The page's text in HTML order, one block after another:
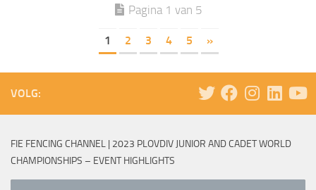
Pagina 1 van 5
1 2 3 4 5 »
VOLG:
FIE FENCING CHANNEL | 2023 PLOVDIV JUNIOR AND CADET WORLD
CHAMPIONSHIPS – EVENT HIGHLIGHTS